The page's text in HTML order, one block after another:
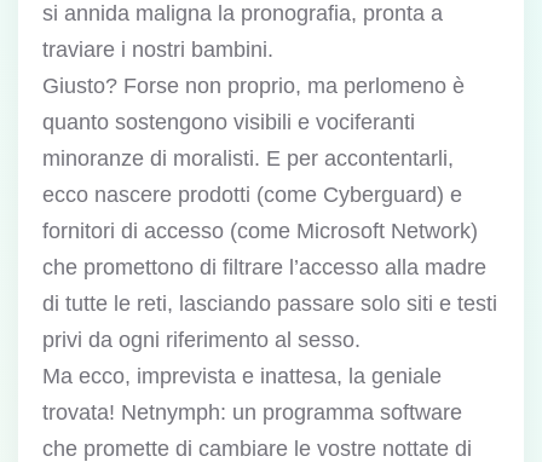
si annida maligna la pronografia, pronta a
traviare i nostri bambini.
Giusto? Forse non proprio, ma perlomeno è
quanto sostengono visibili e vociferanti
minoranze di moralisti. E per accontentarli,
ecco nascere prodotti (come Cyberguard) e
fornitori di accesso (come Microsoft Network)
che promettono di filtrare l’accesso alla madre
di tutte le reti, lasciando passare solo siti e testi
privi da ogni riferimento al sesso.
Ma ecco, imprevista e inattesa, la geniale
trovata! Netnymph: un programma software
che promette di cambiare le vostre nottate di